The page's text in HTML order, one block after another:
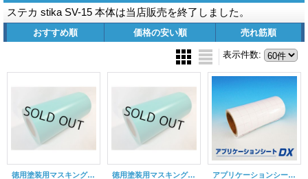
ステカ stika SV-15 本体は当店販売を終了しました。
おすすめ順 価格の安い順 売れ筋順
表示件数:
徳用塗装用マスキングシート
徳用塗装用マスキングシート
アプリケーションシートDX CE6000 ステカ SV-15対応